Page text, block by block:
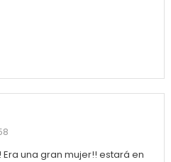
una gran mujer!! estará en